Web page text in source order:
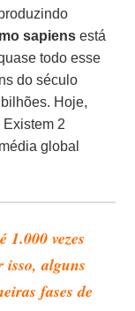
sapiens está
todo esse
do século
Hoje,
2
global
1.000 vezes
isso, alguns
fases de